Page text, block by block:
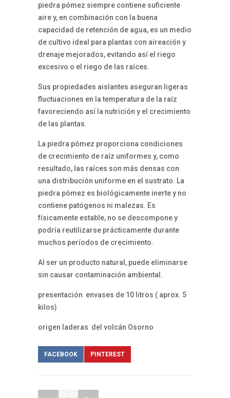
piedra pómez siempre contiene suficiente
aire y, en combinación con la buena
capacidad de retención de agua, es un medio
de cultivo ideal para plantas con aireación y
drenaje mejorados, evitando así el riego
excesivo o el riego de las raíces.
Sus propiedades aislantes aseguran ligeras
fluctuaciones en la temperatura de la raíz
favoreciendo así la nutrición y el crecimiento
de las plantas.
La piedra pómez proporciona condiciones
de crecimiento de raíz uniformes y, como
resultado, las raíces son más densas con
una distribución uniforme en el sustrato. La
piedra pómez es biológicamente inerte y no
contiene patógenos ni malezas. Es
físicamente estable, no se descompone y
podría reutilizarse prácticamente durante
muchos períodos de crecimiento.
Al ser un producto natural, puede eliminarse
sin causar contaminación ambiental.
presentación envases de 10 litros ( aprox. 5
kilos)
origen laderas del volcán Osorno
FACEBOOK PINTEREST